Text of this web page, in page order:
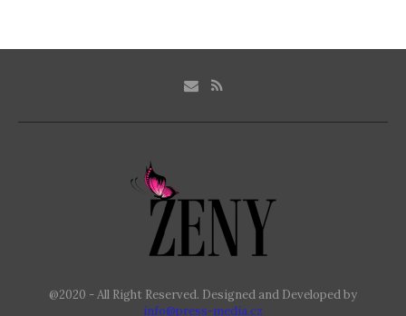
@2020 - All Right Reserved. Designed and Developed by
info@press-media.cz